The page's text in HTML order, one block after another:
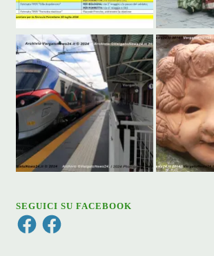
SEGUICI SU FACEBOOK
FacebookFacebook